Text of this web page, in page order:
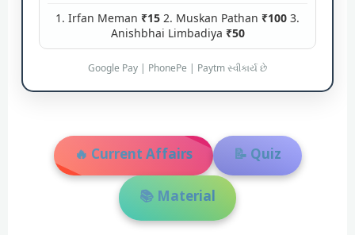
1. Irfan Meman ₹15 2. Muskan Pathan ₹100 3.
Anishbhai Limbadiya ₹50
Google Pay | PhonePe | Paytm સ્વીકાર્ય છે
🔥 Current Affairs 📝 Quiz
📚 Material